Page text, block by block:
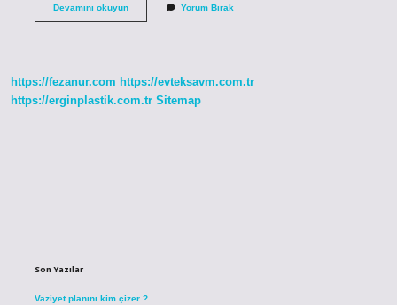
Devamını okuyunAteşi
Yorum Bırak
https://fezanur.com https://evteksavm.com.tr
https://erginplastik.com.tr Sitemap
Son Yazılar
Vaziyet planını kim çizer ?